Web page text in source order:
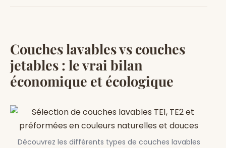
Couches lavables vs couches
jetables : le vrai bilan
économique et écologique
Découvrez les différents types de couches lavables